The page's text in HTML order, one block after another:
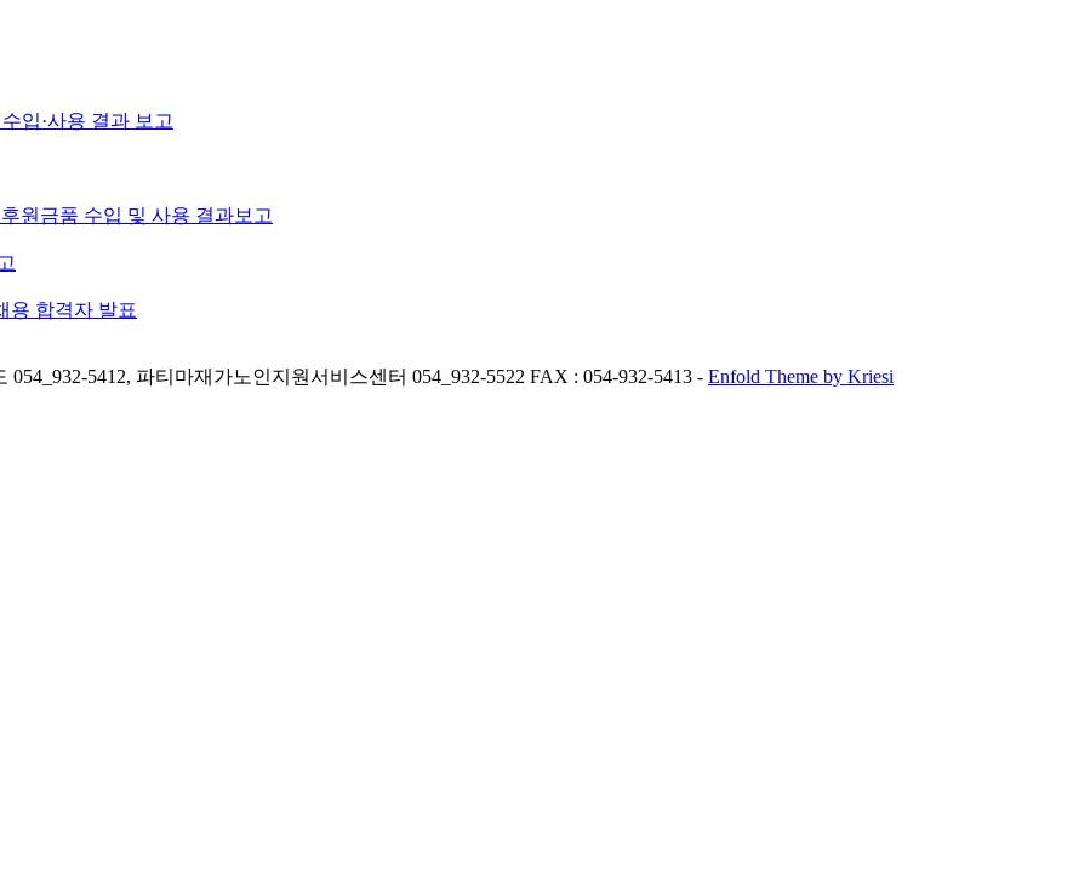
입·사용 결과 보고
원금품 수입 및 사용 결과보고
용 합격자 발표
5412, 파티마재가노인지원서비스센터 054_932-5522 FAX : 054-932-5413 - Enfold Theme by Kriesi